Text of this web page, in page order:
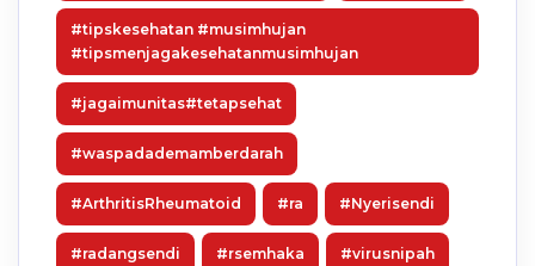
#tipskesehatan #musimhujan
#tipsmenjagakesehatanmusimhujan
#jagaimunitas#tetapsehat
#waspadademamberdarah
#ArthritisRheumatoid #ra #Nyerisendi
#radangsendi #rsemhaka #virusnipah